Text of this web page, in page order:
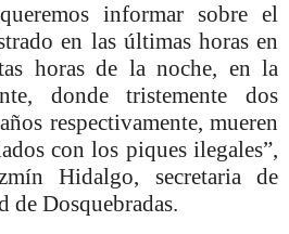
informar sobre el
en las últimas horas en
horas de la noche, en la
donde tristemente dos
respectivamente, mueren
con los piques ilegales”,
Hidalgo, secretaria de
Dosquebradas.